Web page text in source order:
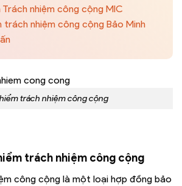
Trách nhiệm công cộng MIC
trách nhiệm công cộng Bảo Minh
trách nhiệm công cộng
trách nhiệm công cộng
công cộng là một loại hợp đồng bảo